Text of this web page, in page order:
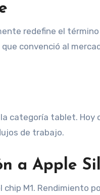
redefine el
convenció al
categoría tablet.
de trabajo.
a Apple
M1. Rendimiento